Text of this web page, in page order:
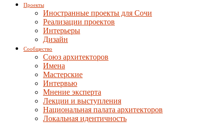
Проекты
Иностранные проекты для Сочи
Реализации проектов
Интерьеры
Дизайн
Сообщество
Союз архитекторов
Имена
Мастерские
Интервью
Мнение эксперта
Лекции и выступления
Национальная палата архитекторов
Локальная идентичность